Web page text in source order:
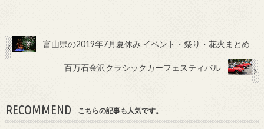
富山県の2019年7月夏休み イベント・祭り・花火まとめ
百万石金沢クラシックカーフェスティバル
RECOMMEND こちらの記事も人気です。